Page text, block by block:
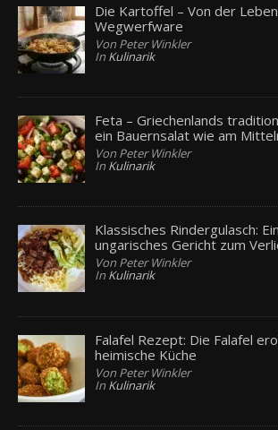
Die Kartoffel – Von der
Wegwerfware
Von Peter Winkler
In Kulinarik
Feta – Griechenlands
ein Bauernsalat wie am
Von Peter Winkler
In Kulinarik
Klassisches Rindergulasch:
ungarisches Gericht zum
Von Peter Winkler
In Kulinarik
Falafel Rezept: Die Falafel
heimische Küche
Von Peter Winkler
In Kulinarik